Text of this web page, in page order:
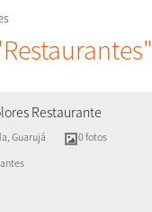
Restaurante
, Guarujá
0 fotos